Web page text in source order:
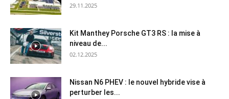
29.11.2025
Kit Manthey Porsche GT3 RS : la mise à
niveau de...
02.12.2025
Nissan N6 PHEV : le nouvel hybride vise à
perturber les...